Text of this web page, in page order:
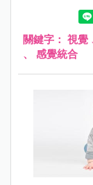
定的心理功能
關鍵字： 視覺
、 感覺統合